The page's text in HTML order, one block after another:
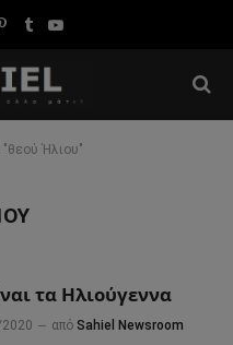
Pinterest
TumblrYouTube
Ήλιου"
τα Ηλιούγεννα
από Sahiel Newsroom